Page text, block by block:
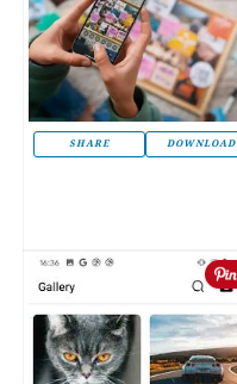
SHARE DOWNLOAD